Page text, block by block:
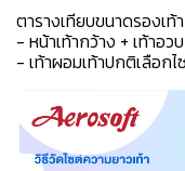
ตารางเทียบขนาดรองเท้
- หน้าเท้ากว้าง + เท้าอว
- เท้าผอมเท้าปกติเลือก